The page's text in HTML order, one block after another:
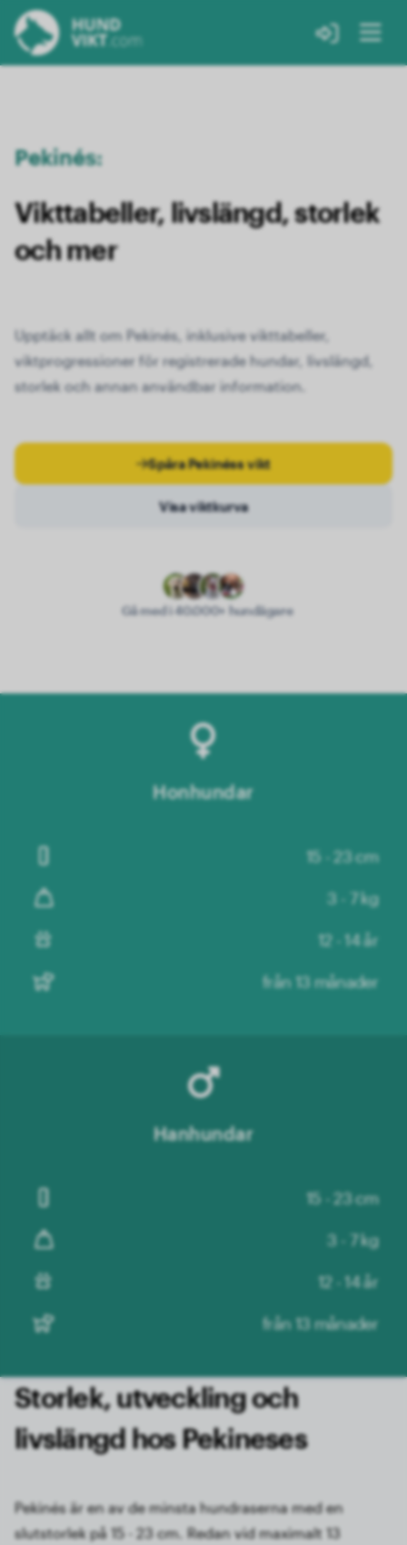
Pekinés:
Vikttabeller, livslängd, storlek
och mer
Upptäck allt om Pekinés, inklusive vikttabeller,
viktprogressioner för registrerade hundar, livslängd,
storlek och annan användbar information.
Spåra Pekinéss vikt
Visa viktkurva
Gå med i 40.000+ hundägare
Honhundar
15 - 23 cm
3 - 7 kg
12 - 14 år
från 13 månader
Hanhundar
15 - 23 cm
3 - 7 kg
12 - 14 år
från 13 månader
Storlek, utveckling och
livslängd hos Pekineses
Pekinés är en av de minsta hundraserna med en
slutstorlek på 15 - 23 cm. Redan vid maximalt 13